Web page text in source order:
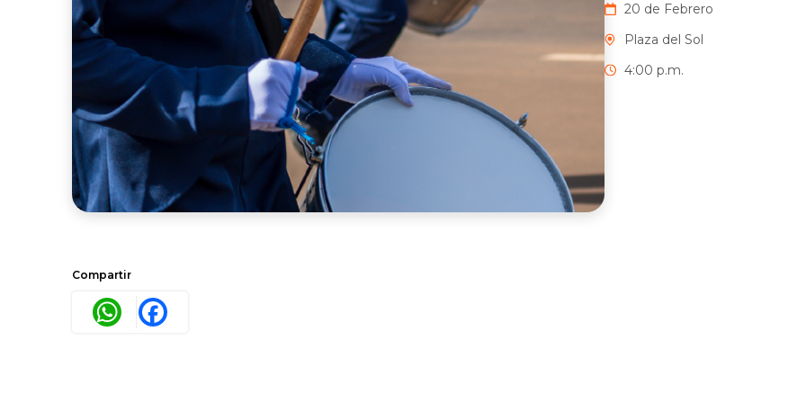
20 de Febrero
Plaza del Sol
4:00 p.m.
Compartir
WhatsApp